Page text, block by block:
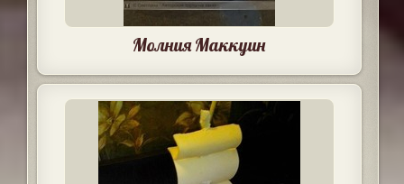
Молния Маккуин